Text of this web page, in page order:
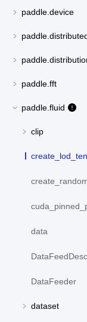
paddle.device
paddle.fft
paddle.fluid
clip
data
DataFeedDesc
DataFeeder
dataset